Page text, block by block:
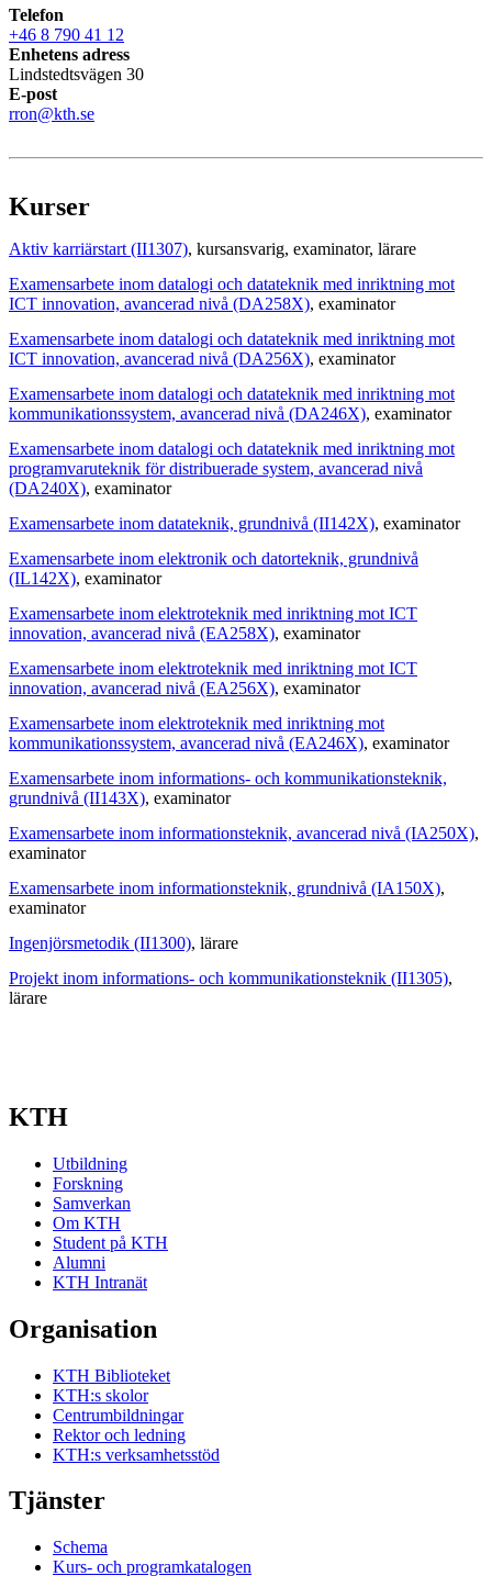
Telefon
+46 8 790 41 12
Enhetens adress
Lindstedtsvägen 30
E-post
rron@kth.se
Kurser
Aktiv karriärstart (II1307), kursansvarig, examinator, lärare
Examensarbete inom datalogi och datateknik med inriktning mot
ICT innovation, avancerad nivå (DA258X), examinator
Examensarbete inom datalogi och datateknik med inriktning mot
ICT innovation, avancerad nivå (DA256X), examinator
Examensarbete inom datalogi och datateknik med inriktning mot
kommunikationssystem, avancerad nivå (DA246X), examinator
Examensarbete inom datalogi och datateknik med inriktning mot
programvaruteknik för distribuerade system, avancerad nivå
(DA240X), examinator
Examensarbete inom datateknik, grundnivå (II142X), examinator
Examensarbete inom elektronik och datorteknik, grundnivå
(IL142X), examinator
Examensarbete inom elektroteknik med inriktning mot ICT
innovation, avancerad nivå (EA258X), examinator
Examensarbete inom elektroteknik med inriktning mot ICT
innovation, avancerad nivå (EA256X), examinator
Examensarbete inom elektroteknik med inriktning mot
kommunikationssystem, avancerad nivå (EA246X), examinator
Examensarbete inom informations- och kommunikationsteknik,
grundnivå (II143X), examinator
Examensarbete inom informationsteknik, avancerad nivå (IA250X),
examinator
Examensarbete inom informationsteknik, grundnivå (IA150X),
examinator
Ingenjörsmetodik (II1300), lärare
Projekt inom informations- och kommunikationsteknik (II1305),
lärare
KTH
Utbildning
Forskning
Samverkan
Om KTH
Student på KTH
Alumni
KTH Intranät
Organisation
KTH Biblioteket
KTH:s skolor
Centrumbildningar
Rektor och ledning
KTH:s verksamhetsstöd
Tjänster
Schema
Kurs- och programkatalogen